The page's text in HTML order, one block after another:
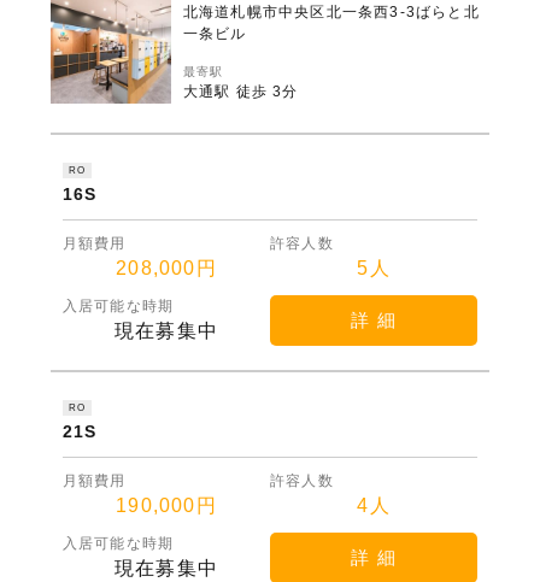
北海道札幌市中央区北一条西3-3ばらと北
一条ビル
最寄駅
大通駅 徒歩 3分
RO
16S
月額費用
208,000円
許容人数
5人
入居可能な時期
現在募集中
詳 細
RO
21S
月額費用
190,000円
許容人数
4人
入居可能な時期
現在募集中
詳 細